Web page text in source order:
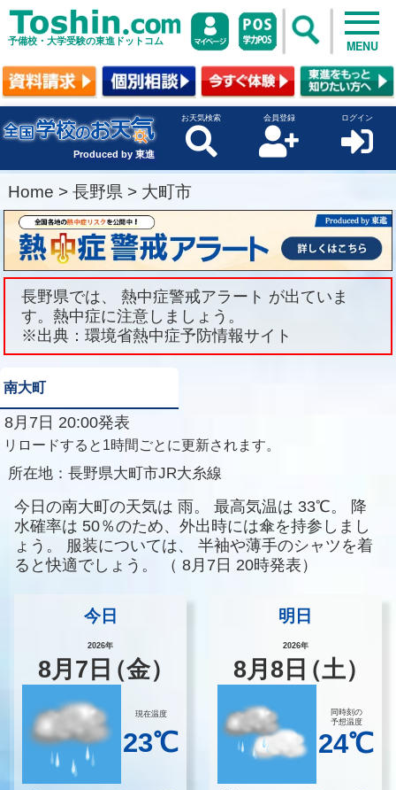
予備校・大学受験の東進ドットコム MENU
Produced by 東進
お天気検索 会員登録 ログイン
Home > 長野県 > 大町市
長野県では、 熱中症警戒アラート が出ていま
す。熱中症に注意しましょう。
※出典：環境省熱中症予防情報サイト
南大町
8月7日 20:00発表
リロードすると1時間ごとに更新されます。
所在地： 長野県大町市JR大糸線
今日の南大町の天気は 雨。 最高気温は 33℃。
降
水確率は 50％のため、外出時には傘を持参しまし
ょう。
服装については、
半袖や薄手のシャツを着
ると快適でしょう。
（ 8月7日 20時発表）
今日
2026年
8月 7 日（金）
現在温度
23℃
明日
2026年
8月8 日（土）
同時刻の
予想温度
24℃